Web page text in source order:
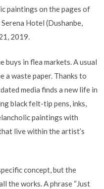
paintings on the pages of
Hotel (Dushanbe,
2019.
buys in flea markets. A usual
a waste paper. Thanks to
media finds a new life in
black felt-tip pens, inks,
paintings with
live within the artist’s
concept, but the
the works. A phrase “Just